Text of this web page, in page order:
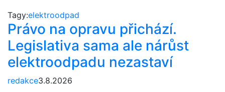
Tagy:elektroodpad
Právo na opravu přichází.
Legislativa sama ale nárůst
elektroodpadu nezastaví
redakce3.8.2026